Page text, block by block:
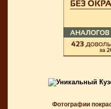
Фотографии